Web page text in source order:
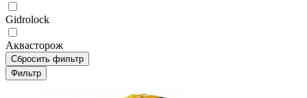
Gidrolock
Аквасторож
Сбросить фильтр
Фильтр